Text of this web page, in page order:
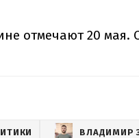
отмечают 20 мая.
ВЛАДИМИР